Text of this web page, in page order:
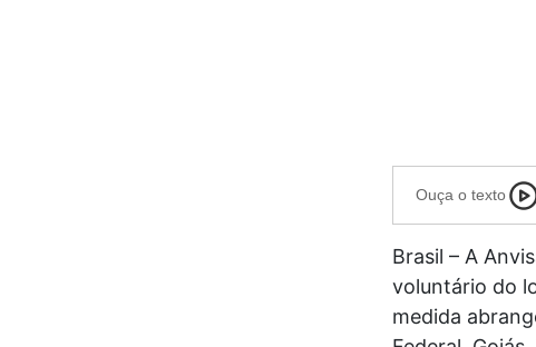
Ouça o texto
Brasil – A
voluntário do
medida